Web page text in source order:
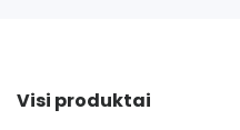
Visi produktai